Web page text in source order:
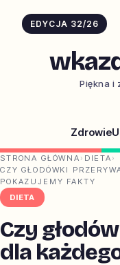
EDYCJA 32/26
Piękna i
Zdrowie
STRONA GŁÓWNA › DIETA ›
CZY GŁODÓWKI
POKAZUJEMY FAKTY
DIETA
Czy
dla